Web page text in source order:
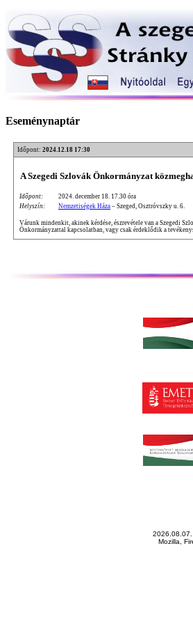
Eseménynaptár
Időpont: 2024.12.18 17:30
A Szegedi Szlovák Önkormányzat
Időpont:
2024. december 18. 17.30 óra
Helyszín:
Nemzetiségek Háza – Szeged, Osztróvszky u. 6.
Várunk mindenkit, akinek kérdése, észrevétele van a Szegedi
Önkormányzattal kapcsolatban, vagy csak érdeklődik a
2026.08.07.
Mozilla,